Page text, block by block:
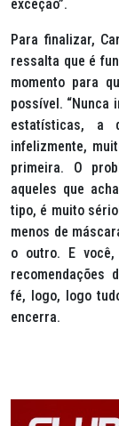
exceção”.
Para finalizar,
ressalta que é
momento para
possível. “Nunca
estatísticas, a
infelizmente,
primeira. O
aqueles que
tipo, é muito
menos de
o outro. E você,
recomendações
fé, logo, logo
encerra.